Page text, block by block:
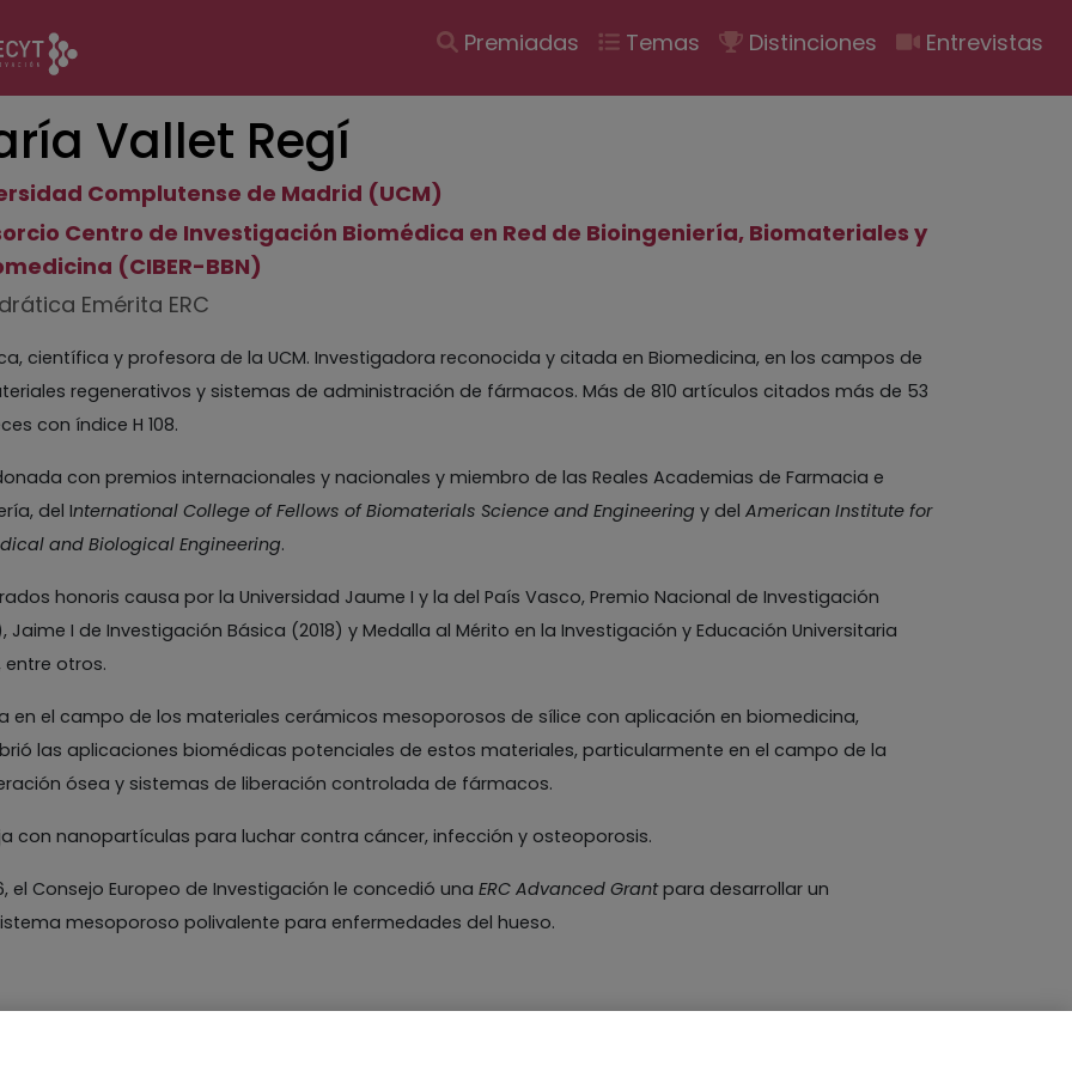
Navegación
principal
Premiadas Temas Distinciones Entrevistas
Vallet Regí
Complutense de Madrid (UCM)
Centro de Investigación Biomédica en Red de Bioingeniería, Biomateriales y
(CIBER-BBN)
Emérita ERC
científica y profesora de la UCM. Investigadora reconocida y citada en Biomedicina, en los campos de
regenerativos y sistemas de administración de fármacos. Más de 810 artículos citados más de 53
con índice H 108.
con premios internacionales y nacionales y miembro de las Reales Academias de Farmacia e
del International College of Fellows of Biomaterials Science and Engineering y del American Institute for
and Biological Engineering.
honoris causa por la Universidad Jaume I y la del País Vasco, Premio Nacional de Investigación
Jaime I de Investigación Básica (2018) y Medalla al Mérito en la Investigación y Educación Universitaria
entre otros.
en el campo de los materiales cerámicos mesoporosos de sílice con aplicación en biomedicina,
las aplicaciones biomédicas potenciales de estos materiales, particularmente en el campo de la
ósea y sistemas de liberación controlada de fármacos.
con nanopartículas para luchar contra cáncer, infección y osteoporosis.
el Consejo Europeo de Investigación le concedió una ERC Advanced Grantpara desarrollar un
mesoporoso polivalente para enfermedades del hueso.